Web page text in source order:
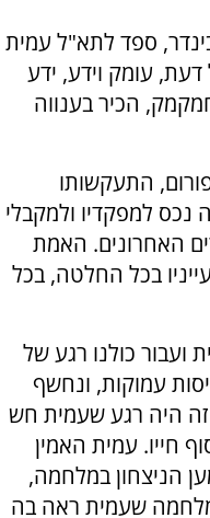
ספד לתא"ל עמית
עומק וידע, ידע
הכיר בענווה
התעקשותו
למפקדיו ולמקבלי
האחרונים. האמת
בכל החלטה, בכל
ועבור כולנו רגע של
עמוקות, ונחשף
זה היה רגע שעמית חש
חייו. עמית האמין
הניצחון במלחמה,
שעמית ראה בה